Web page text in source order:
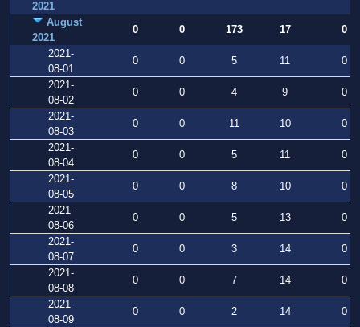
2021
August
2021
0 0 173 17
0
2021-
08-01
0 0 5 11
0
2021-
08-02
0 0 4 9
0
2021-
08-03
0 0 11 10
0
2021-
08-04
0 0 5 11
0
2021-
08-05
0 0 8 10
0
2021-
08-06
0 0 5 13
0
2021-
08-07
0 0 3 14
0
2021-
08-08
0 0 7 14
0
2021-
08-09
0 0 2 14
0